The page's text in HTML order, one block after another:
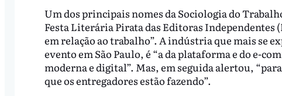
Um dos principais nomes da Sociologia do
Festa Literária Pirata das Editoras
em relação ao trabalho”. A indústria que mais se
evento em São Paulo, é “a da plataforma e do e-
moderna e digital”. Mas, em seguida alertou,
que os entregadores estão fazendo”.